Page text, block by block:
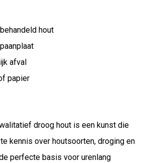
hout
afval
papier
droog hout is een kunst die
kennis over houtsoorten, droging en
perfecte basis voor urenlang